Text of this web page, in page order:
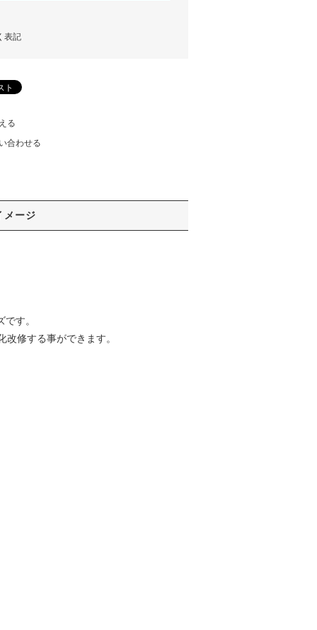
表記
る
合わせる
メージ
す。
修する事ができます。